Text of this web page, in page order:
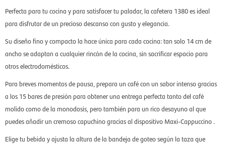
Perfecta para tu cocina y para satisfacer tu paladar, la cafetera 1380 es ideal
para disfrutar de un precioso descanso con gusto y elegancia.
Su diseño fino y compacto la hace única para cada cocina: tan solo 14 cm de
ancho se adaptan a cualquier rincón de la cocina, sin sacrificar espacio para
otros electrodomésticos.
Para breves momentos de pausa, prepara un café con un sabor intenso gracias
a los 15 bares de presión para obtener una entrega perfecta tanto del café
molido como de la monodosis, pero también para un rico desayuno al que
puedes añadir un cremoso capuchino gracias al dispositivo Maxi-Cappuccino .
Elige tu bebida y ajusta la altura de la bandeja de goteo según la taza que